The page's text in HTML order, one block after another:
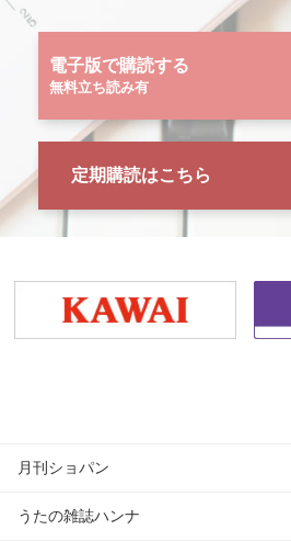
電子版で購読する
無料立ち読み有
定期購読はこちら
月刊ショパン
うたの雑誌ハンナ